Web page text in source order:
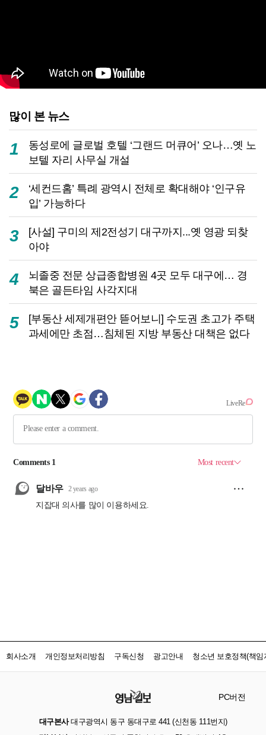
많이 본 뉴스
1
동성로에 글로벌 호텔 ‘그랜드 머큐어’ 오나…옛 노
보텔 자리 사무실 개설
2
‘세컨드홈’ 특례 광역시 전체로 확대해야 ‘인구유
입’ 가능하다
3
[사설] 구미의 제2전성기 대구까지...옛 영광 되찾
아야
4
뇌졸중 전문 상급종합병원 4곳 모두 대구에… 경
북은 골든타임 사각지대
5
[부동산 세제개편안 뜯어보니] 수도권 초고가 주택
과세에만 초점…침체된 지방 부동산 대책은 없다
회사소개 개인정보처리방침 구독신청 광고안내 청소년 보호정책(책임
PC버전
대구본사대구광역시 동구 동대구로 441 (신천동 111번지)